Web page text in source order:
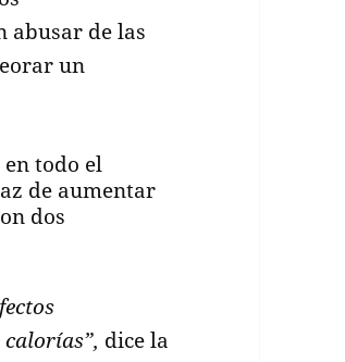
abusar de las
un
todo el
de aumentar
dos
dice la